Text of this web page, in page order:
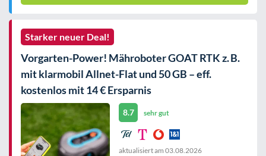
Starker neuer Deal!
Vorgarten-Power! Mähroboter GOAT RTK z. B.
mit klarmobil Allnet-Flat und 50 GB – eff.
kostenlos mit 14 € Ersparnis
8.7 sehr gut
aktualisiert am 03.08.2026